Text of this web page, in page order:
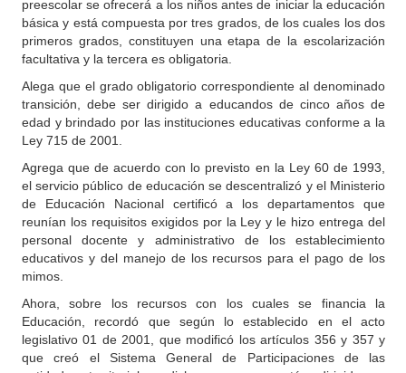
preescolar se ofrecerá a los niños antes de iniciar la educación
básica y está compuesta por tres grados, de los cuales los dos
primeros grados, constituyen una etapa de la escolarización
facultativa y la tercera es obligatoria.
Alega que el grado obligatorio correspondiente al denominado
transición, debe ser dirigido a educandos de cinco años de
edad y brindado por las instituciones educativas conforme a la
Ley 715 de 2001.
Agrega que de acuerdo con lo previsto en la Ley 60 de 1993,
el servicio público de educación se descentralizó y el Ministerio
de Educación Nacional certificó a los departamentos que
reunían los requisitos exigidos por la Ley y le hizo entrega del
personal docente y administrativo de los establecimiento
educativos y del manejo de los recursos para el pago de los
mimos.
Ahora, sobre los recursos con los cuales se financia la
Educación, recordó que según lo establecido en el acto
legislativo 01 de 2001, que modificó los artículos 356 y 357 y
que creó el Sistema General de Participaciones de las